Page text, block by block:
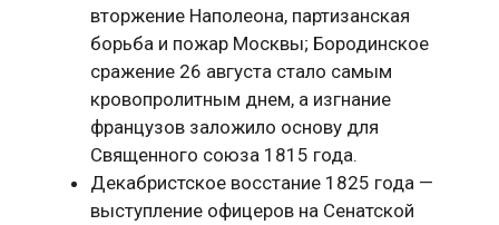
вторжение Наполеона, партизанская
борьба и пожар Москвы; Бородинское
сражение 26 августа стало самым
кровопролитным днем, а изгнание
французов заложило основу для
Священного союза 1815 года.
Декабристское восстание 1825 года —
выступление офицеров на Сенатской